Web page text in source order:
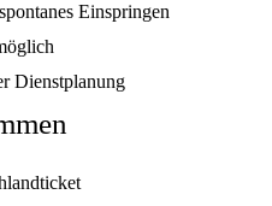
Einspringen
Dienstplanung